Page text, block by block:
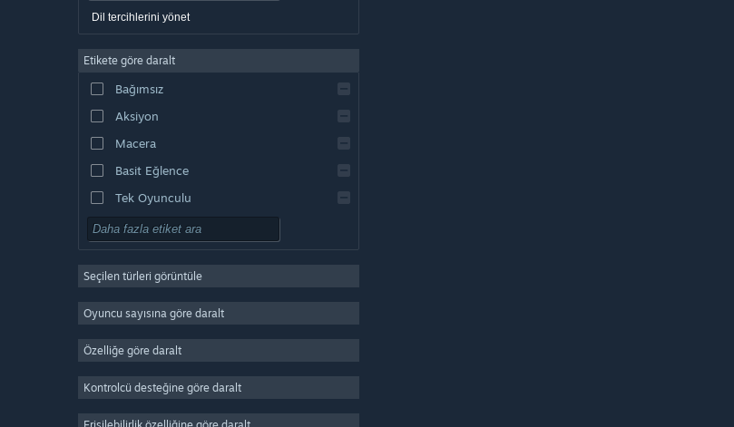
Danca
İngilizce
Kastilya İspanyolcası
Latin Amerika İspanyolcası
Dil tercihlerini yönet
Etikete göre daralt
Bağımsız
Aksiyon
Macera
Basit Eğlence
Tek Oyunculu
Simülasyon
Strateji
3D
Oynaması Ücretsiz
Seçilen türleri görüntüle
Oyuncu sayısına göre daralt
Özelliğe göre daralt
Kontrolcü desteğine göre daralt